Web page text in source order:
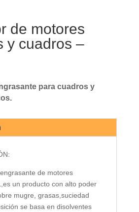
de motores
y cuadros –
para cuadros y
de motores
un producto con alto poder
mugre, grasas,suciedad
se basa en disolventes